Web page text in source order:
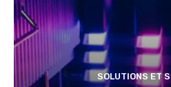
SOLUTIONS ET